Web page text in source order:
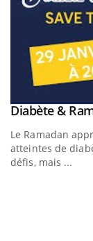
Youtube
Diabète &
Le Ramadan
atteintes de
défis, mais ...